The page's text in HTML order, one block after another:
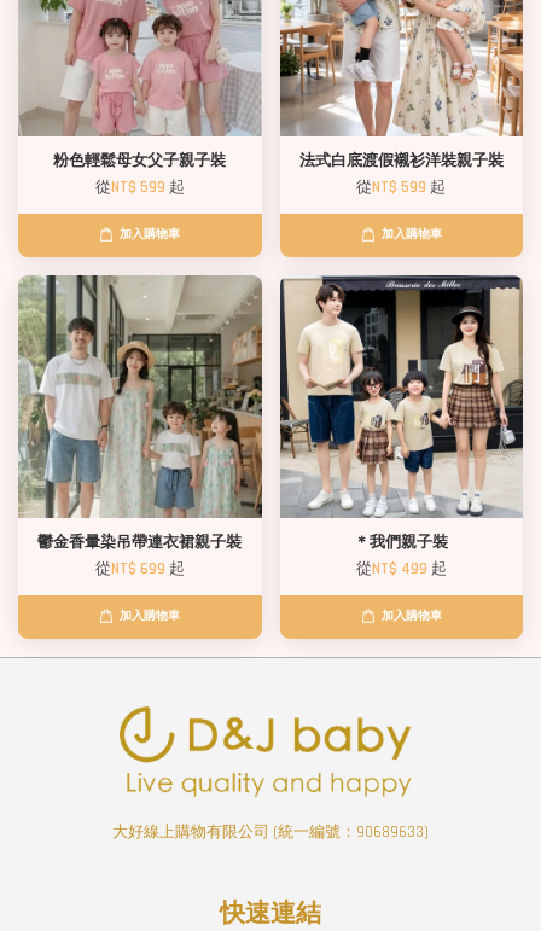
粉色輕鬆母女父子親子裝
從NT$ 599 起
加入購物車
法式白底渡假襯衫洋裝親子裝
從NT$ 599 起
加入購物車
鬱金香暈染吊帶連衣裙親子裝
從NT$ 699 起
加入購物車
＊我們親子裝
從NT$ 499 起
加入購物車
大好線上購物有限公司 (統一編號：90689633)
快速連結